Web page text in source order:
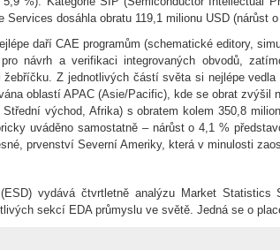
dosáhla obratu 119,1 milionu USD (nárůst o
daří CAE programům (schematické editory,
návrh a verifikaci integrovaných obvodů,
Z jednotlivých částí světa si nejlépe vedla
oblastí APAC (Asie/Pacific), kde se obrat zvýšil
východ, Afrika) s obratem kolem 350,8
uváděno samostatně – nárůst o 4,1 %
prvenství Severní Ameriky, která v minulosti
vydává čtvrtletně analýzu Market Statistics
sekcí EDA průmyslu ve světě. Jedná se o